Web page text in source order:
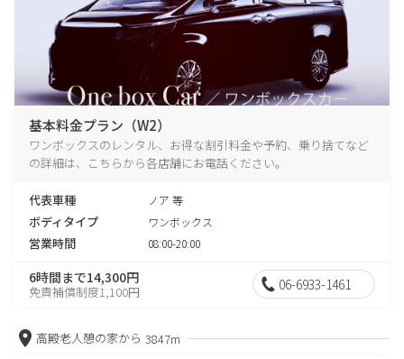
基本料金プラン（W2）
ワンボックスのレンタル、お得な割引料金や予約、乗り捨てなど
の詳細は、こちらから各店舗にお電話ください。
代表車種 ノア 等
ボディタイプ ワンボックス
営業時間 08:00-20:00
6時間まで14,300円
免責補償制度1,100円 06-6933-1461
高殿老人憩の家から 3847m